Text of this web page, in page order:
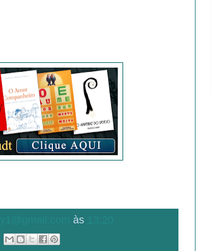
às